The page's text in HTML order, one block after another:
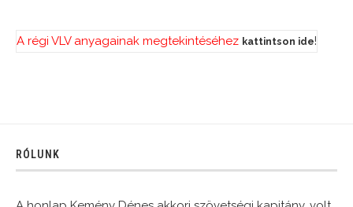
A régi VLV anyagainak megtekintéséhez kattintson ide!
RÓLUNK